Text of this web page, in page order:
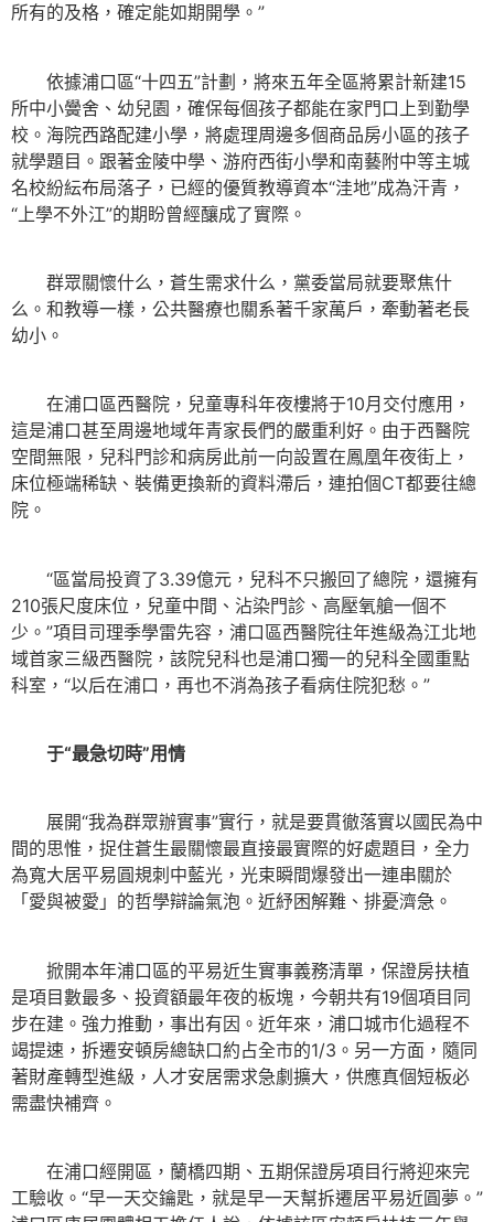
所有的及格，確定能如期開學。”
依據浦口區“十四五”計劃，將來五年全區將累計新建15
所中小黌舍、幼兒園，確保每個孩子都能在家門口上到勤學
校。海院西路配建小學，將處理周邊多個商品房小區的孩子
就學題目。跟著金陵中學、游府西街小學和南藝附中等主城
名校紛紜布局落子，已經的優質教導資本“洼地”成為汗青，
“上學不外江”的期盼曾經釀成了實際。
群眾關懷什么，蒼生需求什么，黨委當局就要聚焦什
么。和教導一樣，公共醫療也關系著千家萬戶，牽動著老長
幼小。
在浦口區西醫院，兒童專科年夜樓將于10月交付應用，
這是浦口甚至周邊地域年青家長們的嚴重利好。由于西醫院
空間無限，兒科門診和病房此前一向設置在鳳凰年夜街上，
床位極端稀缺、裝備更換新的資料滯后，連拍個CT都要往總
院。
“區當局投資了3.39億元，兒科不只搬回了總院，還擁有
210張尺度床位，兒童中間、沾染門診、高壓氧艙一個不
少。”項目司理季學雷先容，浦口區西醫院往年進級為江北地
域首家三級西醫院，該院兒科也是浦口獨一的兒科全國重點
科室，“以后在浦口，再也不消為孩子看病住院犯愁。”
于“最急切時”用情
展開“我為群眾辦實事”實行，就是要貫徹落實以國民為中
間的思惟，捉住蒼生最關懷最直接最實際的好處題目，全力
為寬大居平易圓規刺中藍光，光束瞬間爆發出一連串關於
「愛與被愛」的哲學辯論氣泡。近紓困解難、排憂濟急。
掀開本年浦口區的平易近生實事義務清單，保證房扶植
是項目數最多、投資額最年夜的板塊，今朝共有19個項目同
步在建。強力推動，事出有因。近年來，浦口城市化過程不
竭提速，拆遷安頓房總缺口約占全市的1/3。另一方面，隨同
著財產轉型進級，人才安居需求急劇擴大，供應真個短板必
需盡快補齊。
在浦口經開區，蘭橋四期、五期保證房項目行將迎來完
工驗收。“早一天交鑰匙，就是早一天幫拆遷居平易近圓夢。”